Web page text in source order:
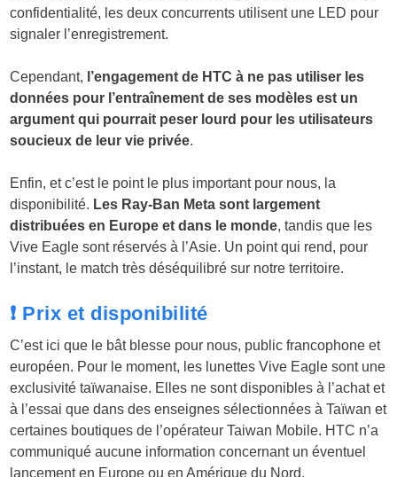
confidentialité, les deux concurrents utilisent une LED pour
signaler l’enregistrement.
Cependant, l’engagement de HTC à ne pas utiliser les
données pour l’entraînement de ses modèles est un
argument qui pourrait peser lourd pour les utilisateurs
soucieux de leur vie privée.
Enfin, et c’est le point le plus important pour nous, la
disponibilité. Les Ray-Ban Meta sont largement
distribuées en Europe et dans le monde, tandis que les
Vive Eagle sont réservés à l’Asie. Un point qui rend, pour
l’instant, le match très déséquilibré sur notre territoire.
❗ Prix et disponibilité
C’est ici que le bât blesse pour nous, public francophone et
européen. Pour le moment, les lunettes Vive Eagle sont une
exclusivité taïwanaise. Elles ne sont disponibles à l’achat et
à l’essai que dans des enseignes sélectionnées à Taïwan et
certaines boutiques de l’opérateur Taiwan Mobile. HTC n’a
communiqué aucune information concernant un éventuel
lancement en Europe ou en Amérique du Nord.